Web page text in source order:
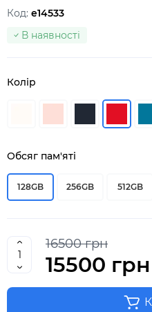
Код: e14533
В наявності
Колір
Обсяг пам'яті
128GB 256GB 512GB
16500 грн
15500 грн